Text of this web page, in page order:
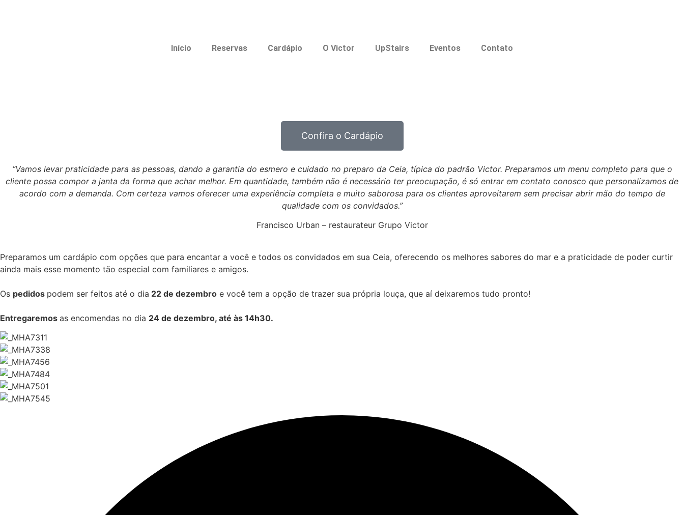
Início Reservas Cardápio O Victor UpStairs Eventos Contato
Confira o Cardápio
“Vamos levar praticidade para as pessoas, dando a garantia do esmero e cuidado no preparo da Ceia, típica do padrão Victor. Preparamos um menu completo para que o
cliente possa compor a janta da forma que achar melhor. Em quantidade, também não é necessário ter preocupação, é só entrar em contato conosco que personalizamos de
acordo com a demanda. Com certeza vamos oferecer uma experiência completa e muito saborosa para os clientes aproveitarem sem precisar abrir mão do tempo de
qualidade com os convidados.”
Francisco Urban – restaurateur Grupo Victor
Preparamos um cardápio com opções que para encantar a você e todos os convidados em sua Ceia, oferecendo os melhores sabores do mar e a praticidade de poder curtir
ainda mais esse momento tão especial com familiares e amigos.
Os pedidos podem ser feitos até o dia 22 de dezembro e você tem a opção de trazer sua própria louça, que aí deixaremos tudo pronto!
Entregaremos as encomendas no dia 24 de dezembro, até às 14h30.